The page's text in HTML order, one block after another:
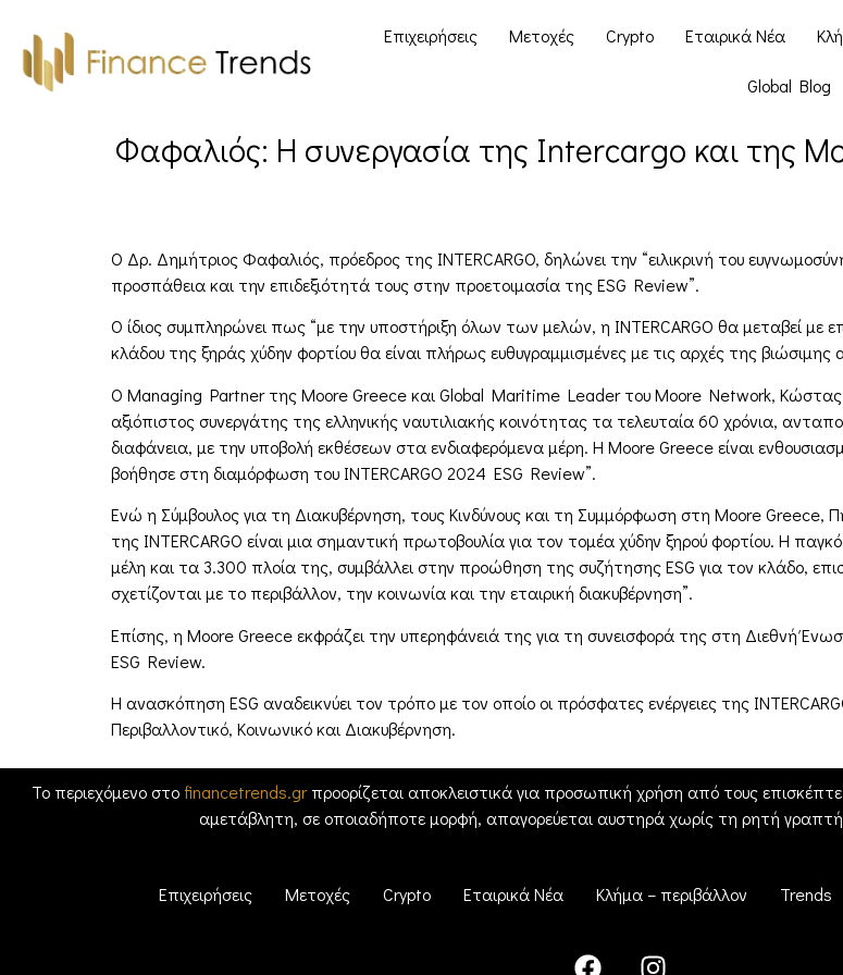
Επιχειρήσεις Μετοχές Crypto Εταιρικά Νέα
Global Blog
Φαφαλιός: Η συνεργασία της Intercargo και της
Ο Δρ. Δημήτριος Φαφαλιός, πρόεδρος της INTERCARGO, δηλώνει την “ειλικρινή του
προσπάθεια και την επιδεξιότητά τους στην προετοιμασία της ESG Review”.
Ο ίδιος συμπληρώνει πως “με την υποστήριξη όλων των μελών, η INTERCARGO θα μεταβεί με
κλάδου της ξηράς χύδην φορτίου θα είναι πλήρως ευθυγραμμισμένες με τις αρχές της βιώσιμης
Ο Managing Partner της Moore Greece και Global Maritime Leader του Moore Network,
αξιόπιστος συνεργάτης της ελληνικής ναυτιλιακής κοινότητας τα τελευταία 60 χρόνια,
διαφάνεια, με την υποβολή εκθέσεων στα ενδιαφερόμενα μέρη. Η Moore Greece είναι
βοήθησε στη διαμόρφωση του INTERCARGO 2024 ESG Review”.
Ενώ η Σύμβουλος για τη Διακυβέρνηση, τους Κινδύνους και τη Συμμόρφωση στη Moore Greece,
της INTERCARGO είναι μια σημαντική πρωτοβουλία για τον τομέα χύδην ξηρού φορτίου. Η
μέλη και τα 3.300 πλοία της, συμβάλλει στην προώθηση της συζήτησης ESG για τον κλάδο,
σχετίζονται με το περιβάλλον, την κοινωνία και την εταιρική διακυβέρνηση”.
Επίσης, η Moore Greece εκφράζει την υπερηφάνειά της για τη συνεισφορά της στη Διεθνή
ESG Review.
Η ανασκόπηση ESG αναδεικνύει τον τρόπο με τον οποίο οι πρόσφατες ενέργειες της
Περιβαλλοντικό, Κοινωνικό και Διακυβέρνηση.
Το περιεχόμενο στο financetrends.grπροορίζεται αποκλειστικά για προσωπική χρήση από τους
αμετάβλητη, σε οποιαδήποτε μορφή, απαγορεύεται αυστηρά χωρίς τη ρητή
Επιχειρήσεις Μετοχές Crypto Εταιρικά Νέα Κλήμα – περιβάλλον Trends